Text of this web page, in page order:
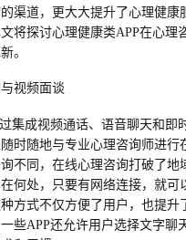
渠道，更大大提升了心理健康
将探讨心理健康类APP在心理
。
视频面谈
集成视频通话、语音聊天和即
时随地与专业心理咨询师进行
不同，在线心理咨询打破了地
何处，只要有网络连接，就可
方式不仅方便了用户，也提升
些APP还允许用户选择文字聊